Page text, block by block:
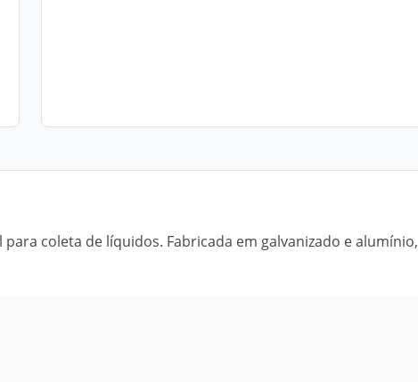
coleta de líquidos. Fabricada em galvanizado e alumínio,